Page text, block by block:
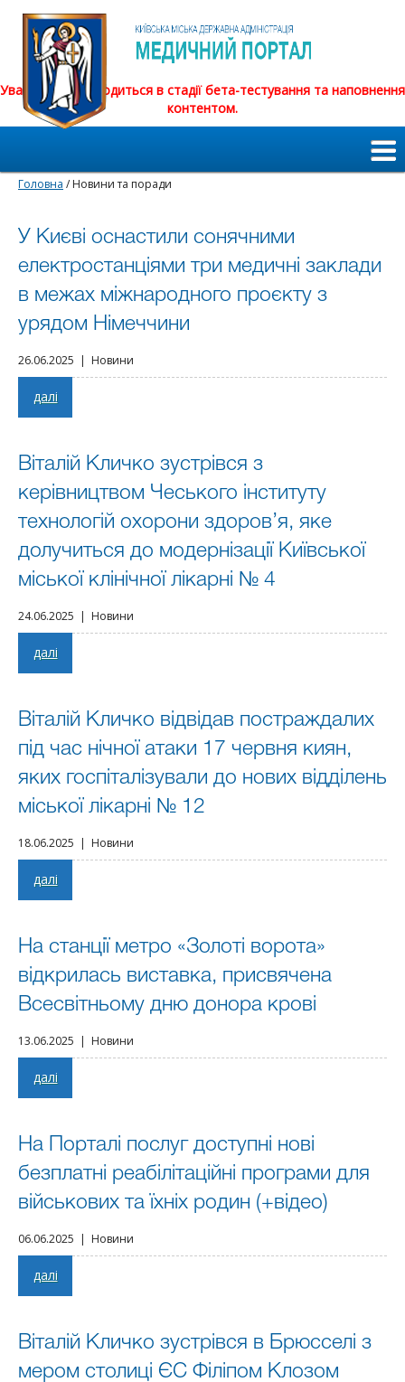
Увага! Сайт знаходиться в стадії бета-тестування та наповнення
контентом.
Головна / Новини та поради
У Києві оснастили сонячними
електростанціями три медичні заклади
в межах міжнародного проєкту з
урядом Німеччини
26.06.2025 | Новини
далі
Віталій Кличко зустрівся з
керівництвом Чеського інституту
технологій охорони здоров’я, яке
долучиться до модернізації Київської
міської клінічної лікарні № 4
24.06.2025 | Новини
далі
Віталій Кличко відвідав постраждалих
під час нічної атаки 17 червня киян,
яких госпіталізували до нових відділень
міської лікарні № 12
18.06.2025 | Новини
далі
На станції метро «Золоті ворота»
відкрилась виставка, присвячена
Всесвітньому дню донора крові
13.06.2025 | Новини
далі
На Порталі послуг доступні нові
безплатні реабілітаційні програми для
військових та їхніх родин (+відео)
06.06.2025 | Новини
далі
Віталій Кличко зустрівся в Брюсселі з
мером столиці ЄС Філіпом Клозом